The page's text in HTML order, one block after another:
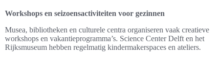
Workshops en seizoensactiviteiten voor gezinnen
Musea, bibliotheken en culturele centra organiseren vaak creatieve
workshops en vakantieprogramma’s. Science Center Delft en het
Rijksmuseum hebben regelmatig kindermakerspaces en ateliers.